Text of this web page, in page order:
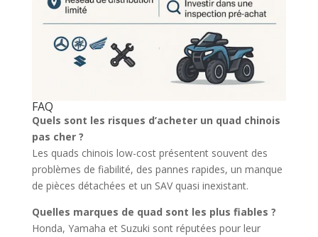
FAQ
Quels sont les risques d’acheter un quad chinois
pas cher ?
Les quads chinois low-cost présentent souvent des
problèmes de fiabilité, des pannes rapides, un manque
de pièces détachées et un SAV quasi inexistant.
Quelles marques de quad sont les plus fiables ?
Honda, Yamaha et Suzuki sont réputées pour leur